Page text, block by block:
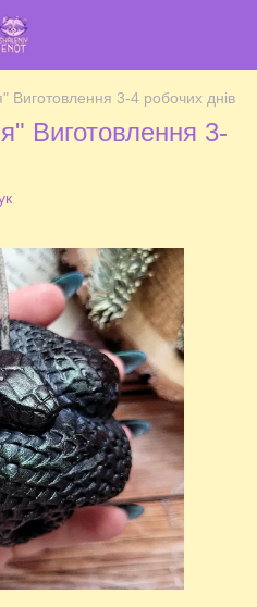
Виготовлення 3-4 робочих днів
Виготовлення 3-